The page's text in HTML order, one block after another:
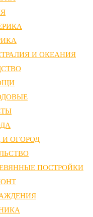
И ОКЕАНИЯ
И ОГОРОД
ПОСТРОЙКИ